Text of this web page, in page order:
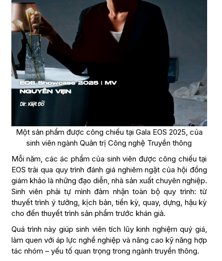
Một sản phẩm được công chiếu tại Gala EOS 2025, của
sinh viên ngành Quản trị Công nghệ Truyền thông
Mỗi năm, các ác phẩm của sinh viên được công chiếu tại
EOS trải qua quy trình đánh giá nghiêm ngặt của hội đồng
giám khảo là những đạo diễn, nhà sản xuất chuyên nghiệp.
Sinh viên phải tự mình đảm nhận toàn bộ quy trình: từ
thuyết trình ý tưởng, kịch bản, tiền kỳ, quay, dựng, hậu kỳ
cho đến thuyết trình sản phẩm trước khán giả.
Quá trình này giúp sinh viên tích lũy kinh nghiệm quý giá,
làm quen với áp lực nghề nghiệp và nâng cao kỹ năng hợp
tác nhóm – yếu tố quan trọng trong ngành truyền thông.